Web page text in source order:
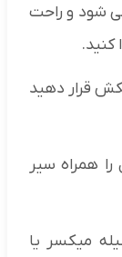
شود و راحت
کنید.
قرار دهید
همراه سیر
میکسر یا